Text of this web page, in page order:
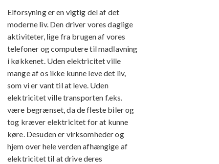
Elforsyning er en vigtig del af det
moderne liv. Den driver vores daglige
aktiviteter, lige fra brugen af vores
telefoner og computere til madlavning
i køkkenet. Uden elektricitet ville
mange af os ikke kunne leve det liv,
som vi er vant til at leve. Uden
elektricitet ville transporten f.eks.
være begrænset, da de fleste biler og
tog kræver elektricitet for at kunne
køre. Desuden er virksomheder og
hjem over hele verden afhængige af
elektricitet til at drive deres